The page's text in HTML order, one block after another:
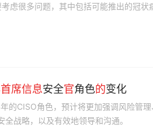
虑很多问题，其中包括可能推出的冠
席信息安全官角色的变化
的CISO角色，预计将更加强调风险管
全战略，以及有效地领导和沟通。